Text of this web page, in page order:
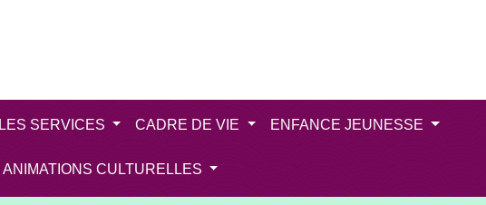
LES SERVICES CADRE DE VIE ENFANCE JEUNESSE
ANIMATIONS CULTURELLES